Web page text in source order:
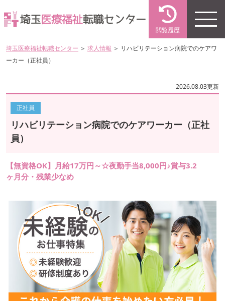
閲覧履歴
埼玉医療福祉転職センター ＞ 求人情報 ＞ リハビリテーション病院でのケアワ
ーカー（正社員）
2026.08.03更新
正社員
リハビリテーション病院でのケアワーカー（正社
員）
【無資格OK】月給17万円～☆夜勤手当8,000円♪賞与3.2
ヶ月分・残業少なめ